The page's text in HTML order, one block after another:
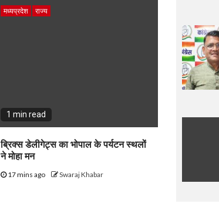
मध्यप्रदेश राज्य
1 min read
ब्रिक्स डेलीगेट्स का भोपाल के पर्यटन स्थलों
ने मोहा मन
17 mins ago Swaraj Khabar